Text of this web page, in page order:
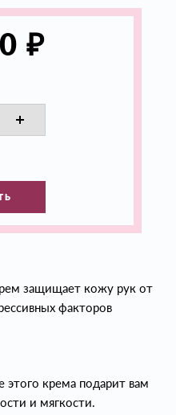
₽
защищает кожу рук от
факторов
этого крема подарит вам
и мягкости.